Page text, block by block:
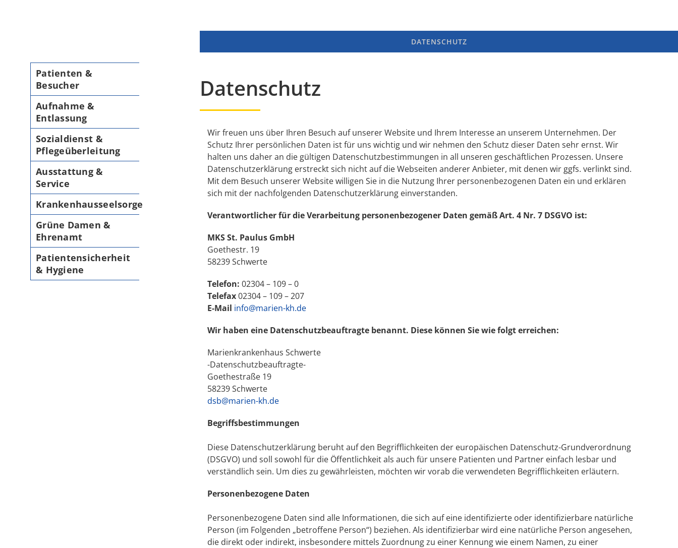
DATENSCHUTZ
Patienten &
Besucher
Aufnahme &
Entlassung
Sozialdienst &
Pflegeüberleitung
Ausstattung &
Service
Krankenhausseelsorge
Grüne Damen &
Ehrenamt
Patientensicherheit
& Hygiene
Datenschutz
Wir freuen uns über Ihren Besuch auf unserer Website und Ihrem Interesse an unserem Unternehmen. Der
Schutz Ihrer persönlichen Daten ist für uns wichtig und wir nehmen den Schutz dieser Daten sehr ernst. Wir
halten uns daher an die gültigen Datenschutzbestimmungen in all unseren geschäftlichen Prozessen. Unsere
Datenschutzerklärung erstreckt sich nicht auf die Webseiten anderer Anbieter, mit denen wir ggfs. verlinkt sind.
Mit dem Besuch unserer Website willigen Sie in die Nutzung Ihrer personenbezogenen Daten ein und erklären
sich mit der nachfolgenden Datenschutzerklärung einverstanden.
Verantwortlicher für die Verarbeitung personenbezogener Daten gemäß Art. 4 Nr. 7 DSGVO ist:
MKS St. Paulus GmbH
Goethestr. 19
58239 Schwerte
Telefon: 02304 – 109 – 0
Telefax02304 – 109 – 207
E-Mail info@marien-kh.de
Wir haben eine Datenschutzbeauftragte benannt. Diese können Sie wie folgt erreichen:
Marienkrankenhaus Schwerte
-Datenschutzbeauftragte-
Goethestraße 19
58239 Schwerte
dsb@marien-kh.de
Begriffsbestimmungen
Diese Datenschutzerklärung beruht auf den Begrifflichkeiten der europäischen Datenschutz-Grundverordnung
(DSGVO) und soll sowohl für die Öffentlichkeit als auch für unsere Patienten und Partner einfach lesbar und
verständlich sein. Um dies zu gewährleisten, möchten wir vorab die verwendeten Begrifflichkeiten erläutern.
Personenbezogene Daten
Personenbezogene Daten sind alle Informationen, die sich auf eine identifizierte oder identifizierbare natürliche
Person (im Folgenden „betroffene Person“) beziehen. Als identifizierbar wird eine natürliche Person angesehen,
die direkt oder indirekt, insbesondere mittels Zuordnung zu einer Kennung wie einem Namen, zu einer